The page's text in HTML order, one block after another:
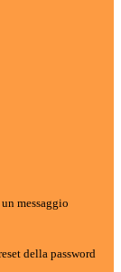
messaggio
della password